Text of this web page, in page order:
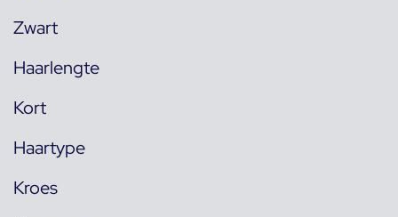
Zwart
Haarlengte
Kort
Haartype
Kroes